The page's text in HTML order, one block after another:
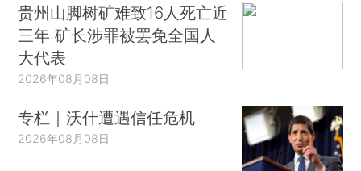
贵州山脚树矿难致16人死亡近
三年 矿长涉罪被罢免全国人
大代表
2026年08月08日
专栏｜沃什遭遇信任危机
2026年08月08日